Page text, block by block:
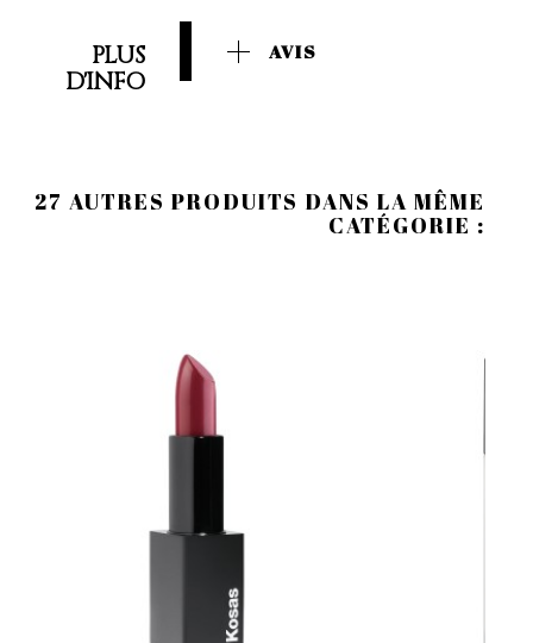
PLUS
D'INFO
AVIS
27 AUTRES PRODUITS DANS LA MÊME
CATÉGORIE :